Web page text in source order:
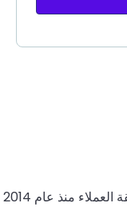
تتمتع شركة طريق الحرير للسياحة والسفر بثقة العملاء منذ عام 2014